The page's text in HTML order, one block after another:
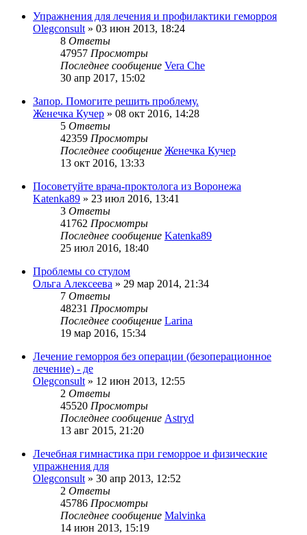
Упражнения для лечения и профилактики геморроя
Olegconsult» 03 июн 2013, 18:24
8 Ответы
47957 Просмотры
Последнее сообщение Vera Che
30 апр 2017, 15:02
Запор. Помогите решить проблему.
Женечка Кучер » 08 окт 2016, 14:28
5 Ответы
42359 Просмотры
Последнее сообщение Женечка Кучер
13 окт 2016, 13:33
Посоветуйте врача-проктолога из Воронежа
Katenka89 » 23 июл 2016, 13:41
3 Ответы
41762 Просмотры
Последнее сообщение Katenka89
25 июл 2016, 18:40
Проблемы со стулом
Ольга Алексеева » 29 мар 2014, 21:34
7 Ответы
48231 Просмотры
Последнее сообщение Larina
19 мар 2016, 15:34
Лечение геморроя без операции (безоперационное
лечение) - де
Olegconsult» 12 июн 2013, 12:55
2 Ответы
45520 Просмотры
Последнее сообщение Astryd
13 авг 2015, 21:20
Лечебная гимнастика при геморрое и физические
упражнения для
Olegconsult» 30 апр 2013, 12:52
2 Ответы
45786 Просмотры
Последнее сообщение Malvinka
14 июн 2013, 15:19